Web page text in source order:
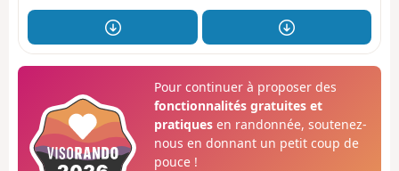
Pour continuer à proposer des
fonctionnalités gratuites et
pratiquesen randonnée, soutenez-
nous en donnant un petit coup de
pouce !